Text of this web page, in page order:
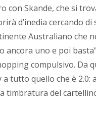
con Skande, che si
d’inedia cercando
Australiano che
ancora uno e poi
compulsivo. Da
tutto quello che è
timbratura del